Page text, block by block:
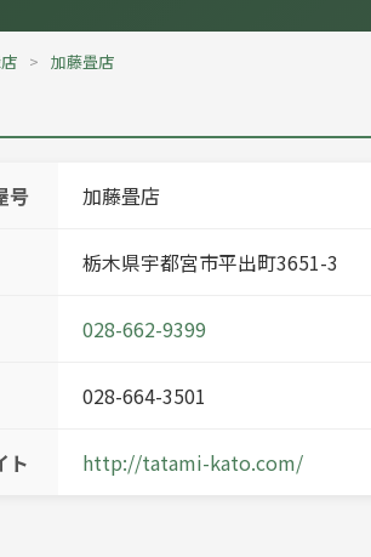
加藤畳店
号 加藤畳店
栃木県宇都宮市平出町3651-3
028-662-9399
028-664-3501
ト http://tatami-kato.com/